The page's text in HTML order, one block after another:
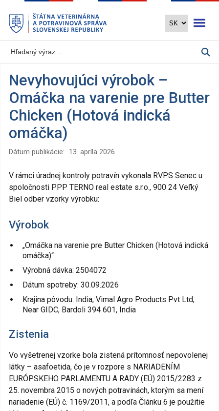
hlavný
obsah
Nevyhovujúci výrobok –
Omáčka na varenie pre Butter
Chicken (Hotová indická
omáčka)
Dátum publikácie: 13. apríla 2026
V rámci úradnej kontroly potravín vykonala RVPS Senec u
spoločnosti PPP TERNO real estate s.r.o., 900 24 Veľký
Biel odber vzorky výrobku:
Výrobok
„Omáčka na varenie pre Butter Chicken (Hotová indická
omáčka)“
Výrobná dávka: 2504072
Dátum spotreby: 30.09.2026
Krajina pôvodu: India, Vimal Agro Products Pvt Ltd,
Near GIDC, Bardoli 394 601, India
Zistenia
Vo vyšetrenej vzorke bola zistená prítomnosť nepovolenej
látky – asafoetida, čo je v rozpore s NARIADENÍM
EURÓPSKEHO PARLAMENTU A RADY (EÚ) 2015/2283 z
25. novembra 2015 o nových potravinách, ktorým sa mení
nariadenie (EÚ) č. 1169/2011, a podľa Článku 6 je použitie